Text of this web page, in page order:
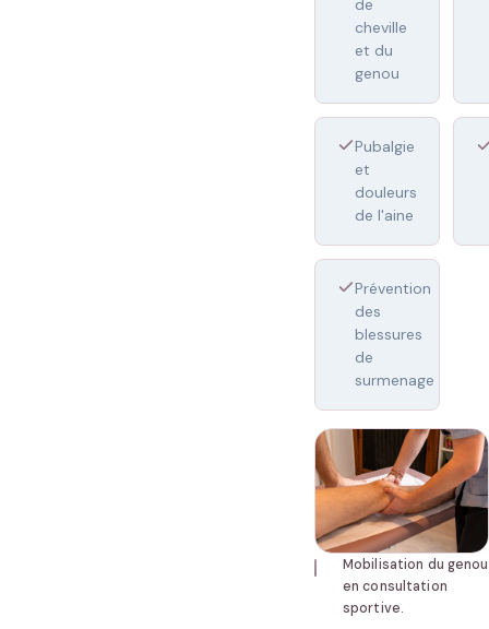
de
cheville
et du
genou
Pubalgie
et
douleurs
de l'aine
Prévention
des
blessures
de
surmenage
Mobilisation du genou
en consultation
sportive.